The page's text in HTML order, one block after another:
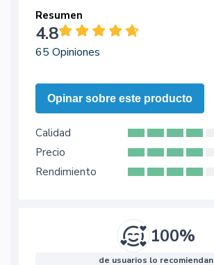
Resumen
4.8
65 Opiniones
Opinar sobre este producto
Calidad
Precio
Rendimiento
100%
de usuarios lo recomiendan